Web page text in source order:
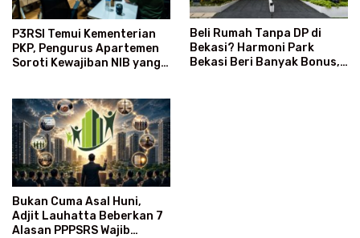
P3RSI Temui Kementerian
PKP, Pengurus Apartemen
Soroti Kewajiban NIB yang
Beli Rumah Tanpa DP di
Bekasi? Harmoni Park
Bekasi Beri Banyak Bonus,
Bukan Cuma Asal Huni,
Adjit Lauhatta Beberkan 7
Alasan PPPSRS Wajib